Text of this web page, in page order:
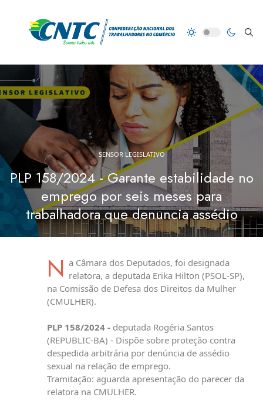
SENSOR LEGISLATIVO
PLP 158/2024 - Garante estabilidade no
emprego por seis meses para
trabalhadora que denuncia assédio
N a Câmara dos Deputados, foi designada
relatora, a deputada Erika Hilton (PSOL-SP),
na Comissão de Defesa dos Direitos da Mulher
(CMULHER).
PLP 158/2024 - deputada Rogéria Santos
(REPUBLIC-BA) - Dispõe sobre proteção contra
despedida arbitrária por denúncia de assédio
sexual na relação de emprego.
Tramitação: aguarda apresentação do parecer da
relatora na CMULHER.